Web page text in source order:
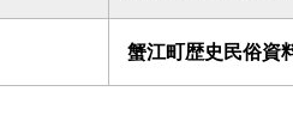
蟹江町歴史民俗資